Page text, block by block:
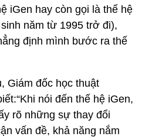
iGen hay còn gọi là thế hệ
năm từ 1995 trở đi),
định mình bước ra thế
Giám đốc học thuật
nói đến thế hệ iGen,
rõ những sự thay đổi
vấn đề, khả năng nắm